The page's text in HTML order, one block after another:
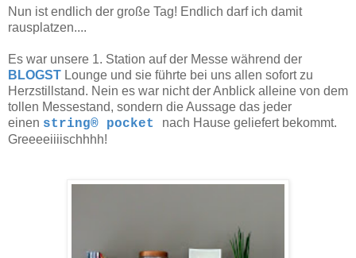
Nun ist endlich der große Tag! Endlich darf ich damit
rausplatzen....
Es war unsere 1. Station auf der Messe während der
BLOGST Lounge und sie führte bei uns allen sofort zu
Herzstillstand. Nein es war nicht der Anblick alleine von dem
tollen Messestand, sondern die Aussage das jeder
einen string® pocket
nach Hause geliefert bekommt.
Greeeeiiiischhhh!